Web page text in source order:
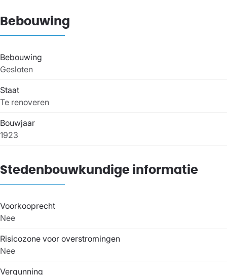
Bebouwing
Bebouwing
Gesloten
Staat
Te renoveren
Bouwjaar
1923
Stedenbouwkundige informatie
Voorkooprecht
Nee
Risicozone voor overstromingen
Nee
Vergunning